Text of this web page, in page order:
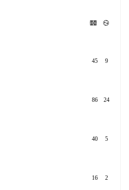
45 9
86 24
40 5
16 2